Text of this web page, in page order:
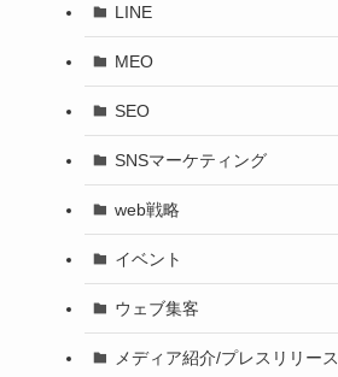
LINE
MEO
SEO
SNSマーケティング
web戦略
イベント
ウェブ集客
メディア紹介/プレスリリース